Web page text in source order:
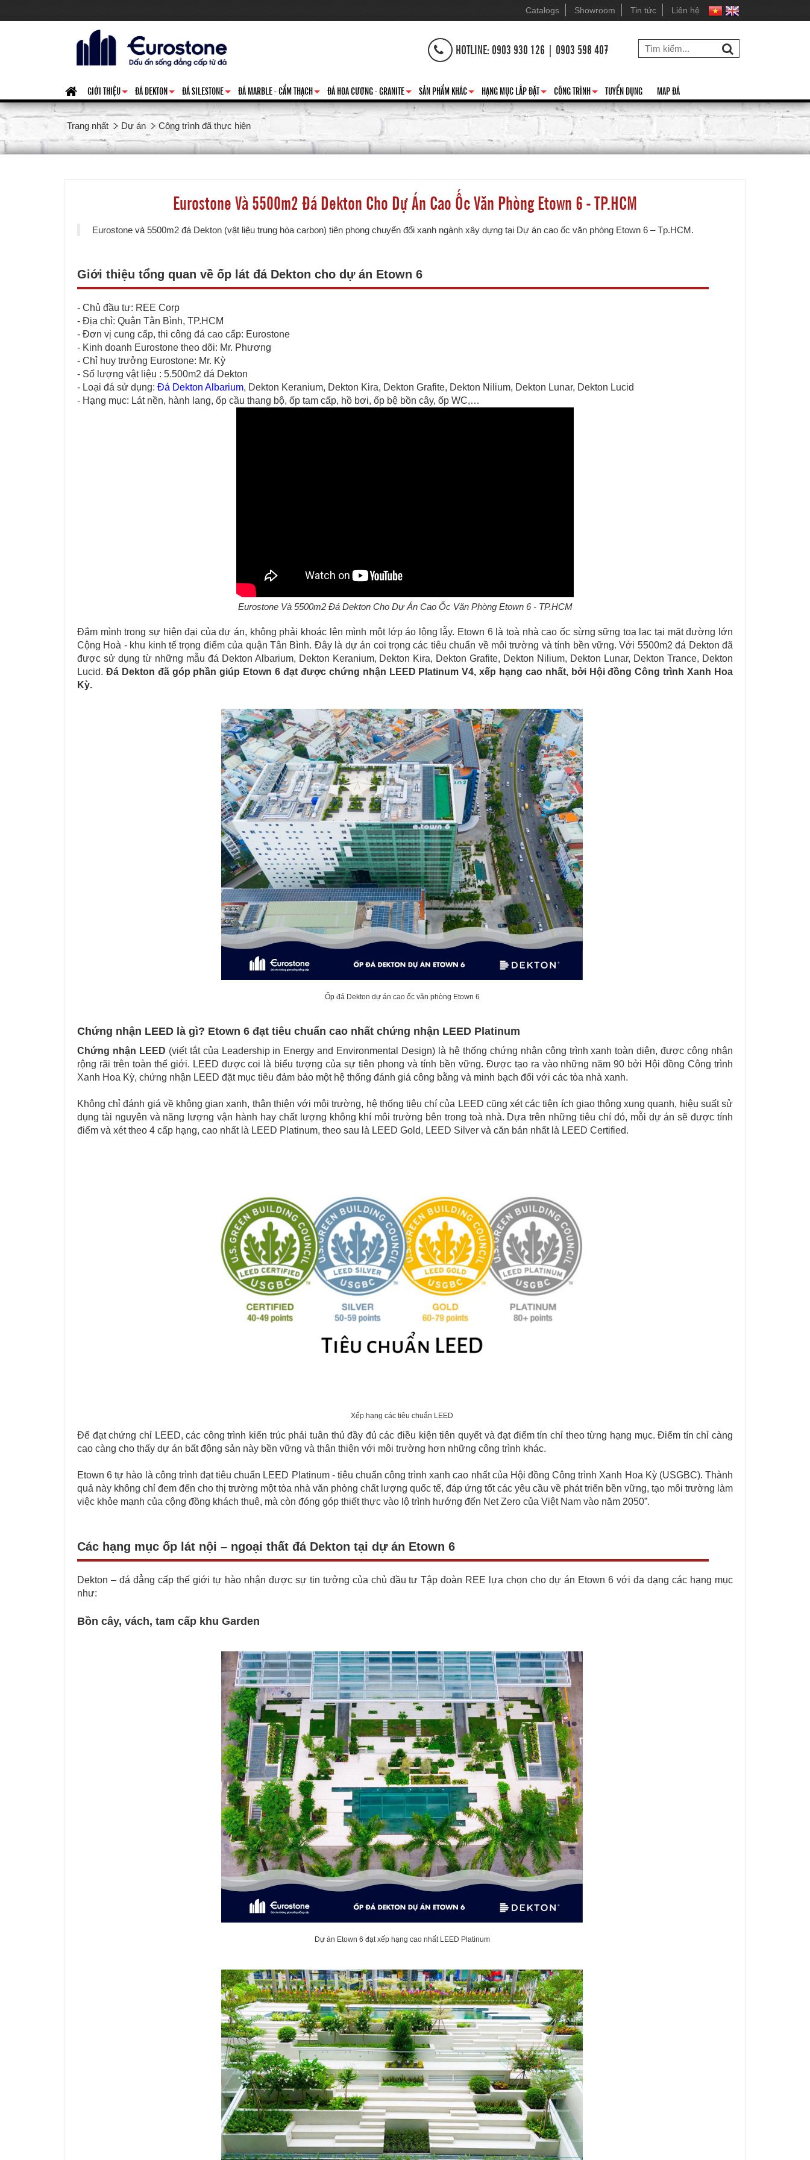
Catalogs Showroom Tin tức Liên hệ
HOTLINE: 0903 930 126 | 0903 598 407
+
GIỚI THIỆU
+
ĐÁ DEKTON
+
ĐÁ SILESTONE
+
ĐÁ MARBLE - CẨM THẠCH
+
ĐÁ HOA CƯƠNG - GRANITE
+
SẢN PHẨM KHÁC
+
HẠNG MỤC LẮP ĐẶT
+
CÔNG TRÌNH TUYỂN DỤNG MAP ĐÁ
Trang nhất Dự án Công trình đã thực hiện
Eurostone Và 5500m2 Đá Dekton Cho Dự Án Cao Ốc Văn Phòng Etown 6 - TP.HCM
Eurostone và 5500m2 đá Dekton (vật liệu trung hòa carbon) tiên phong chuyển đổi xanh ngành xây dựng tại Dự án cao ốc văn phòng Etown 6 – Tp.HCM.
Giới thiệu tổng quan về ốp lát đá Dekton cho dự án Etown 6
- Chủ đầu tư: REE Corp
- Địa chỉ: Quận Tân Bình, TP.HCM
- Đơn vị cung cấp, thi công đá cao cấp: Eurostone
- Kinh doanh Eurostone theo dõi: Mr. Phương
- Chỉ huy trưởng Eurostone: Mr. Kỳ
- Số lượng vật liệu : 5.500m2 đá Dekton
- Loại đá sử dụng: Đá Dekton Albarium, Dekton Keranium, Dekton Kira, Dekton Grafite, Dekton Nilium, Dekton Lunar, Dekton Lucid
- Hạng mục: Lát nền, hành lang, ốp cầu thang bộ, ốp tam cấp, hồ bơi, ốp bệ bồn cây, ốp WC,…
Eurostone Và 5500m2 Đá Dekton Cho Dự Án Cao Ốc Văn Phòng Etown 6 - TP.HCM
Đắm mình trong sự hiện đại của dự án, không phải khoác lên mình một lớp áo lộng lẫy. Etown 6 là toà nhà cao ốc sừng sững toạ lạc tại mặt đường lớn
Cộng Hoà - khu kinh tế trọng điểm của quận Tân Bình. Đây là dự án coi trọng các tiêu chuẩn về môi trường và tính bền vững. Với 5500m2 đá Dekton đã
được sử dụng từ những mẫu đá Dekton Albarium, Dekton Keranium, Dekton Kira, Dekton Grafite, Dekton Nilium, Dekton Lunar, Dekton Trance, Dekton
Lucid. Đá Dekton đã góp phần giúp Etown 6 đạt được chứng nhận LEED Platinum V4, xếp hạng cao nhất, bởi Hội đồng Công trình Xanh Hoa
Kỳ.
Ốp đá Dekton dự án cao ốc văn phòng Etown 6
Chứng nhận LEED là gì? Etown 6 đạt tiêu chuẩn cao nhất chứng nhận LEED Platinum
Chứng nhận LEED (viết tắt của Leadership in Energy and Environmental Design) là hệ thống chứng nhận công trình xanh toàn diện, được công nhận
rộng rãi trên toàn thế giới. LEED được coi là biểu tượng của sự tiên phong và tính bền vững. Được tạo ra vào những năm 90 bởi Hội đồng Công trình
Xanh Hoa Kỳ, chứng nhận LEED đặt mục tiêu đảm bảo một hệ thống đánh giá công bằng và minh bạch đối với các tòa nhà xanh.
Không chỉ đánh giá về không gian xanh, thân thiện với môi trường, hệ thống tiêu chí của LEED cũng xét các tiện ích giao thông xung quanh, hiệu suất sử
dụng tài nguyên và năng lượng vận hành hay chất lượng không khí môi trường bên trong toà nhà. Dựa trên những tiêu chí đó, mỗi dự án sẽ được tính
điểm và xét theo 4 cấp hạng, cao nhất là LEED Platinum, theo sau là LEED Gold, LEED Silver và căn bản nhất là LEED Certified.
Xếp hạng các tiêu chuẩn LEED
Để đạt chứng chỉ LEED, các công trình kiến trúc phải tuân thủ đầy đủ các điều kiện tiên quyết và đạt điểm tín chỉ theo từng hạng mục. Điểm tín chỉ càng
cao càng cho thấy dự án bất động sản này bền vững và thân thiện với môi trường hơn những công trình khác.
Etown 6 tự hào là công trình đạt tiêu chuẩn LEED Platinum - tiêu chuẩn công trình xanh cao nhất của Hội đồng Công trình Xanh Hoa Kỳ (USGBC). Thành
quả này không chỉ đem đến cho thị trường một tòa nhà văn phòng chất lượng quốc tế, đáp ứng tốt các yêu cầu về phát triển bền vững, tạo môi trường làm
việc khỏe mạnh của cộng đồng khách thuê, mà còn đóng góp thiết thực vào lộ trình hướng đến Net Zero của Việt Nam vào năm 2050”.
Các hạng mục ốp lát nội – ngoại thất đá Dekton tại dự án Etown 6
Dekton – đá đẳng cấp thế giới tự hào nhận được sự tin tưởng của chủ đầu tư Tập đoàn REE lựa chọn cho dự án Etown 6 với đa dạng các hạng mục
như:
Bồn cây, vách, tam cấp khu Garden
Dự án Etown 6 đạt xếp hạng cao nhất LEED Platinum